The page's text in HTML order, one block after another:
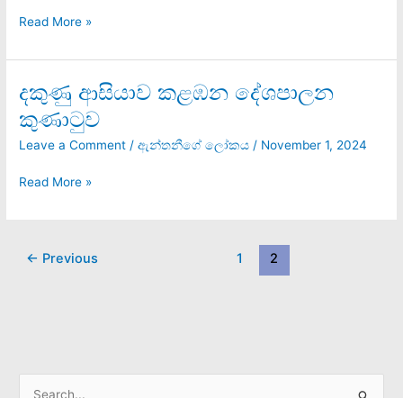
Read More »
දකුණු ආසියාව කළඹන දේශපාලන
කුණාටුව
Leave a Comment /ඇන්තනීගේ ලෝකය / November 1, 2024
දකුණු
ආසියාව
කළඹන
දේශපාලන
Read More »
← Previous 1 2